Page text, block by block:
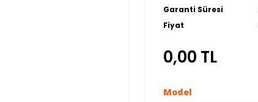
Garanti Süresi
Fiyat
0,00 TL
Model